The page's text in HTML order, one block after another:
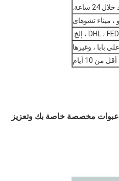
ساعة.
، ميناء تشوهاى
أقل من 10 أيام
عبوات مخصصة خاصة بك وتعزيز